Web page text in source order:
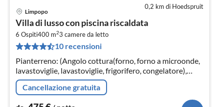
0,2 km di Hoedspruit
Limpopo
Villa di lusso con piscina riscaldata
6 Ospiti400 m23 camere da letto
10 recensioni
Pianterreno: (Angolo cottura(forno, forno a microonde,
lavastoviglie, lavastoviglie, frigorifero, congelatore),
Soggiorno / Pranzo(TV, tavolo da pranzo, salottino)
Cancellazione gratuita